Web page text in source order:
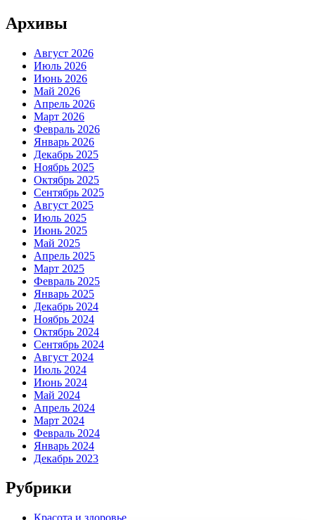
Архивы
Август 2026
Июль 2026
Июнь 2026
Май 2026
Апрель 2026
Март 2026
Февраль 2026
Январь 2026
Декабрь 2025
Ноябрь 2025
Октябрь 2025
Сентябрь 2025
Август 2025
Июль 2025
Июнь 2025
Май 2025
Апрель 2025
Март 2025
Февраль 2025
Январь 2025
Декабрь 2024
Ноябрь 2024
Октябрь 2024
Сентябрь 2024
Август 2024
Июль 2024
Июнь 2024
Май 2024
Апрель 2024
Март 2024
Февраль 2024
Январь 2024
Декабрь 2023
Рубрики